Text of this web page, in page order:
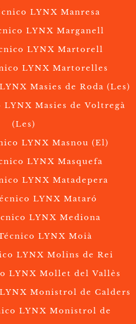
LYNX Manresa
LYNX Marganell
LYNX Martorell
LYNX Martorelles
Masies de Roda (Les)
Masies de Voltregà
(Les)
LYNX Masnou (El)
LYNX Masquefa
LYNX Matadepera
LYNX Mataró
LYNX Mediona
LYNX Moià
LYNX Molins de Rei
LYNX Mollet del Vallès
Monistrol de Calders
LYNX Monistrol de